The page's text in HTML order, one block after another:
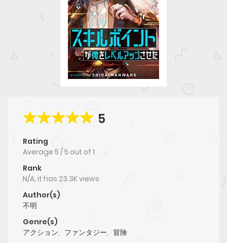
5
Rating
Average 5 /5 out of 1
Rank
N/A, it has 23.3K views
Author(s)
不明
Genre(s)
アクション, ファンタジー, 冒険